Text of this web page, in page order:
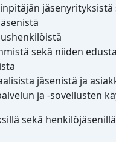
sekä niiden
jäsenistä ja
ja -sovellusten
sekä